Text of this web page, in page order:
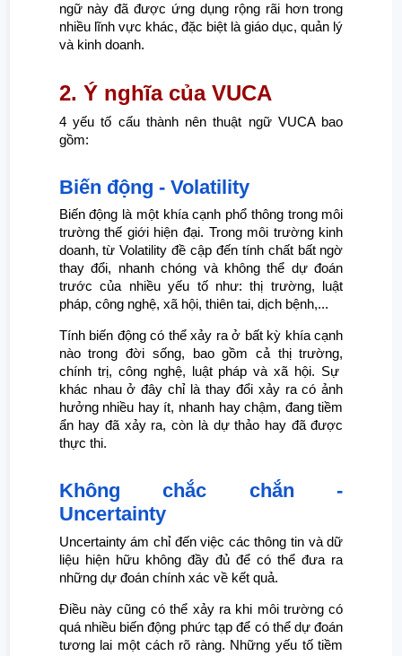
ngữ này đã được ứng dụng rộng rãi hơn trong
nhiều lĩnh vực khác, đặc biệt là giáo dục, quản lý
và kinh doanh.
2. Ý nghĩa của VUCA
4 yếu tố cấu thành nên thuật ngữ VUCA bao
gồm:
Biến động - Volatility
Biến động là một khía cạnh phổ thông trong môi
trường thế giới hiện đại. Trong môi trường kinh
doanh, từ Volatility đề cập đến tính chất bất ngờ
thay đổi, nhanh chóng và không thể dự đoán
trước của nhiều yếu tố như: thị trường, luật
pháp, công nghệ, xã hội, thiên tai, dịch bệnh,...
Tính biến động có thể xảy ra ở bất kỳ khía cạnh
nào trong đời sống, bao gồm cả thị trường,
chính trị, công nghệ, luật pháp và xã hội. Sự
khác nhau ở đây chỉ là thay đổi xảy ra có ảnh
hưởng nhiều hay ít, nhanh hay chậm, đang tiềm
ẩn hay đã xảy ra, còn là dự thảo hay đã được
thực thi.
Không chắc chắn -
Uncertainty
Uncertainty ám chỉ đến việc các thông tin và dữ
liệu hiện hữu không đầy đủ để có thể đưa ra
những dự đoán chính xác về kết quả.
Điều này cũng có thể xảy ra khi môi trường có
quá nhiều biến động phức tạp để có thể dự đoán
tương lai một cách rõ ràng. Những yếu tố tiềm